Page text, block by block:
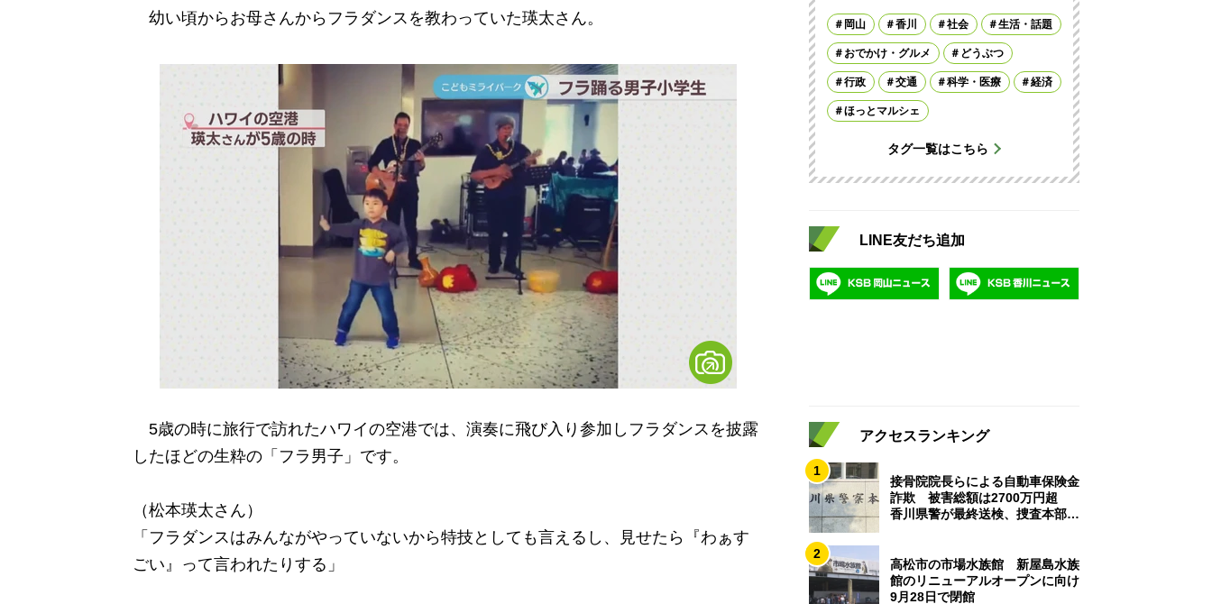
幼い頃からお母さんからフラダンスを教わっていた瑛太さん。
5歳の時に旅行で訪れたハワイの空港では、演奏に飛び入り参加しフラダンスを披露
したほどの生粋の「フラ男子」です。
（松本瑛太さん）
「フラダンスはみんながやっていないから特技としても言えるし、見せたら『わぁす
ごい』って言われたりする」
岡山 香川 社会 生活・話題
おでかけ・グルメ どうぶつ
行政 交通 科学・医療 経済
ほっとマルシェ
タグ一覧はこちら
LINE友だち追加
アクセスランキング
1
接骨院院長らによる自動車保険金
詐欺 被害総額は2700万円超
香川県警が最終送検、捜査本部解
2
高松市の市場水族館 新屋島水族
館のリニューアルオープンに向け
9月28日で閉館